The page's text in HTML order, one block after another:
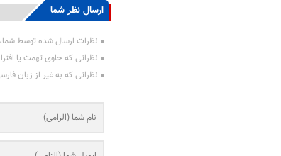
ارسال نظر شما
نظرات ارسال شده توسط
نظراتی که حاوی تهمت یا
نظراتی که به غیر از زبان